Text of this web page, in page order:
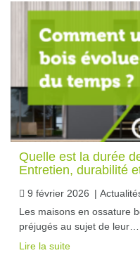
Quelle est la durée
Entretien, durabilité
9 février 2026 |
Les maisons en ossature
préjugés au sujet de leur…
Lire la suite